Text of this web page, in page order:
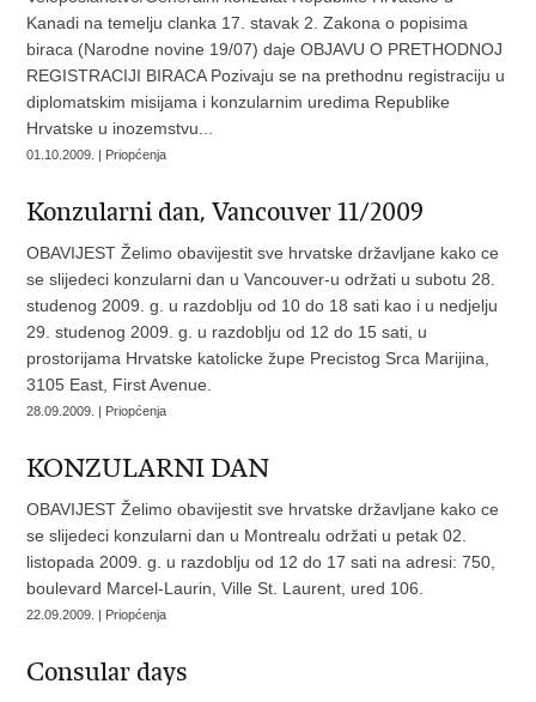
Kanadi na temelju clanka 17. stavak 2. Zakona o popisima
biraca (Narodne novine 19/07) daje OBJAVU O PRETHODNOJ
REGISTRACIJI BIRACA Pozivaju se na prethodnu registraciju u
diplomatskim misijama i konzularnim uredima Republike
Hrvatske u inozemstvu...
01.10.2009. | Priopćenja
Konzularni dan, Vancouver 11/2009
OBAVIJEST Želimo obavijestit sve hrvatske državljane kako ce
se slijedeci konzularni dan u Vancouver-u održati u subotu 28.
studenog 2009. g. u razdoblju od 10 do 18 sati kao i u nedjelju
29. studenog 2009. g. u razdoblju od 12 do 15 sati, u
prostorijama Hrvatske katolicke župe Precistog Srca Marijina,
3105 East, First Avenue.
28.09.2009. | Priopćenja
KONZULARNI DAN
OBAVIJEST Želimo obavijestit sve hrvatske državljane kako ce
se slijedeci konzularni dan u Montrealu održati u petak 02.
listopada 2009. g. u razdoblju od 12 do 17 sati na adresi: 750,
boulevard Marcel-Laurin, Ville St. Laurent, ured 106.
22.09.2009. | Priopćenja
Consular days